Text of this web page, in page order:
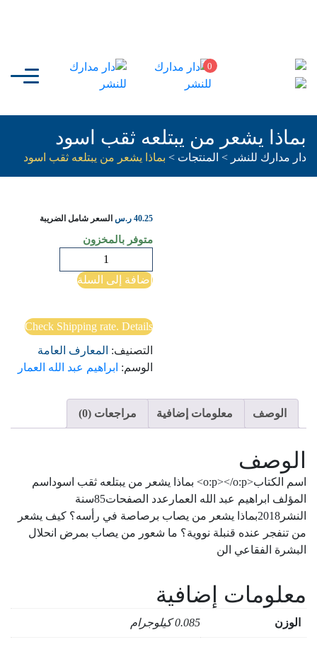
0
بماذا يشعر من يبتلعه ثقب اسود
دار مدارك للنشر > المنتجات > بماذا يشعر من يبتلعه ثقب اسود
40.25 ر.س السعر شامل الضريبة
متوفر بالمخزون
بماذا
يشعر
يبتلعه
اسود
إضافة إلى السلة
Check Shipping rate. Details
التصنيف: المعارف العامة
الوسم: ابراهيم عبد الله العمار
الوصف معلومات إضافية مراجعات (0)
الوصف
اسم الكتاب<o:p></o:p> بماذا يشعر من يبتلعه ثقب اسوداسم
المؤلف ابراهيم عبد الله العمارعدد الصفحات85سنة
النشر2018بماذا يشعر من يصاب برصاصة في رأسه؟ كيف يشعر
من تنفجر عنده قنبلة نووية؟ ما شعور من يصاب بمرض انحلال
البشرة الفقاعي الن
معلومات إضافية
الوزن 0.085 كيلوجرام